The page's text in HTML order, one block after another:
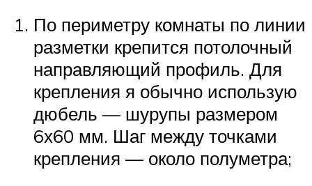
По периметру комнаты по линии
разметки крепится потолочный
направляющий профиль. Для
крепления я обычно использую
дюбель — шурупы размером
6х60 мм. Шаг между точками
крепления — около полуметра;